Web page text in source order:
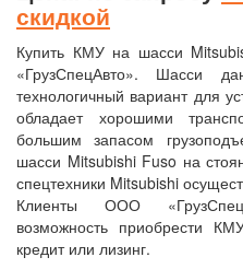
скидкой
Купить КМУ на шасси
«ГрузСпецАвто». Шасси
технологичный вариант для
обладает хорошими
большим запасом
шасси Mitsubishi Fuso на
спецтехники Mitsubishi
Клиенты ООО
возможность приобрести
кредит или лизинг.